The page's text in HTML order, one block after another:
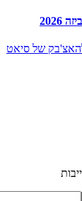
של סיאט